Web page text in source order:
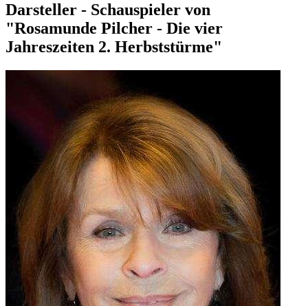
Darsteller - Schauspieler von
"Rosamunde Pilcher - Die vier
Jahreszeiten 2. Herbststürme"